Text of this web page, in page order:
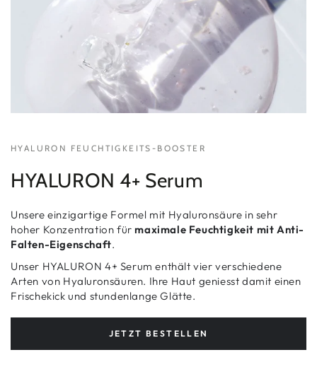
HYALURON FEUCHTIGKEITS-BOOSTER
HYALURON 4+ Serum
Unsere einzigartige Formel mit Hyaluronsäure in sehr
hoher Konzentration fürmaximale Feuchtigkeit mit Anti-
Falten-Eigenschaft.
Unser HYALURON 4+ Serum enthält vier verschiedene
Arten von Hyaluronsäuren. Ihre Haut geniesst damit einen
Frischekick und stundenlange Glätte.
JETZT BESTELLEN